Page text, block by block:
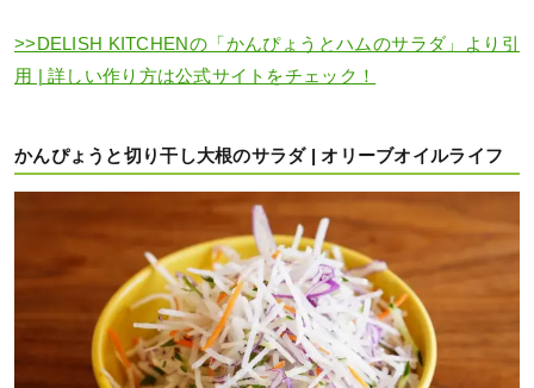
>>DELISH KITCHENの「かんぴょうとハムのサラダ」より引
用 | 詳しい作り方は公式サイトをチェック！
かんぴょうと切り干し大根のサラダ | オリーブオイルライフ